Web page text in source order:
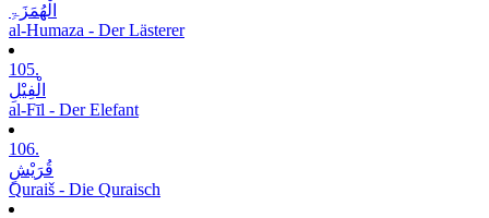
الْھُمَزَۃِ
al-Humaza - Der Lästerer
105.
الْفِیْلِ
al-Fīl - Der Elefant
106.
قُرَیْشٍ
Quraiš - Die Quraisch